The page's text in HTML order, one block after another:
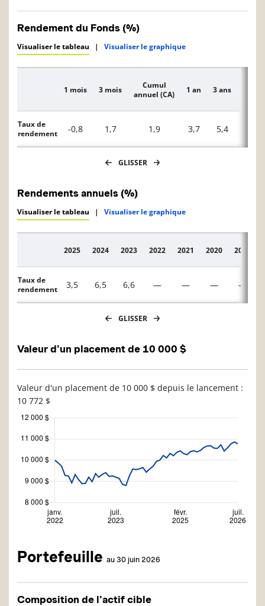
Rendement du Fonds (%)
Visualiser le tableau | Visualiser le graphique
Description
1 mois 3 mois
Cumul
annuel (CA)
1 an 3 ans
Taux de
rendement
-0,8 1,7 1,9 3,7 5,4
GLISSER
Rendements annuels (%)
Visualiser le tableau | Visualiser le graphique
Description
2025 2024 2023 2022 2021 2020 2019
Taux de
rendement
3,5 6,5 6,6 — — — —
GLISSER
Valeur d'un placement de 10 000 $
Valeur d'un placement de 10 000 $ depuis le lancement :
10 772 $
Portefeuille au 30 juin 2026
Composition de l'actif cible